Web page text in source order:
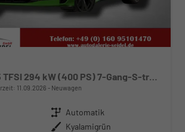
11.09.2026 Neuwagen
Getriebe Automatik
Außenfarbe Kyalamigrün